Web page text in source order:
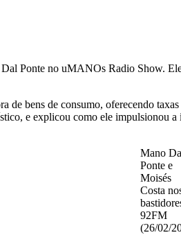
Ponte no uMANOs Radio Show.
de bens de consumo, oferecendo
e explicou como ele impulsionou
Mano
Ponte e
Moisés
Costa
92FM
(26/02/